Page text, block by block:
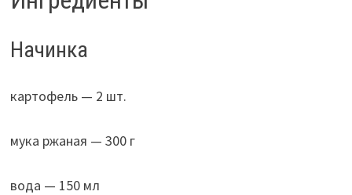
Начинка
картофель — 2 шт.
мука ржаная — 300 г
вода — 150 мл